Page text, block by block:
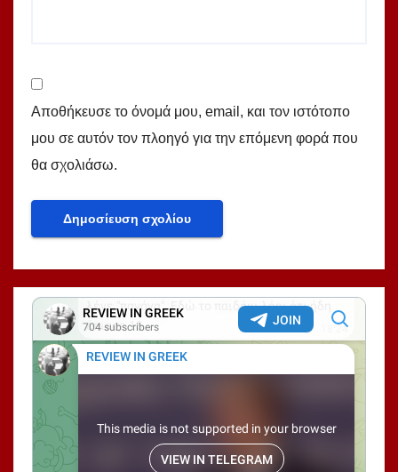
Αποθήκευσε το όνομά μου, email, και τον ιστότοπο
μου σε αυτόν τον πλοηγό για την επόμενη φορά που
θα σχολιάσω.